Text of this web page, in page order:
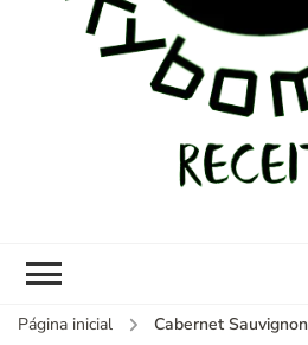
Página inicial Cabernet Sauvignon